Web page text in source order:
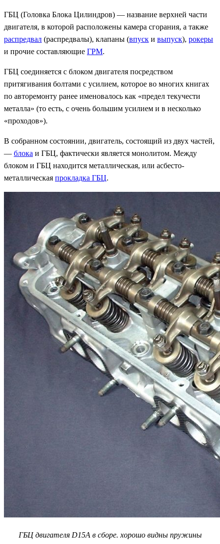
ГБЦ (Головка Блока Цилиндров) — название верхней части
двигателя, в которой расположены камера сгорания, а также
распредвал (распредвалы), клапаны (впуск и выпуск), рокеры
и прочие составляющие ГРМ.
ГБЦ соединяется с блоком двигателя посредством
притягивания болтами с усилием, которое во многих книгах
по авторемонту ранее именовалось как «предел текучести
металла» (то есть, с очень большим усилием и в несколько
«проходов»).
В собранном состоянии, двигатель, состоящий из двух частей,
— блока и ГБЦ, фактически является монолитом. Между
блоком и ГБЦ находится металлическая, или асбесто-
металлическая прокладка ГБЦ.
ГБЦ двигателя D15A в сборе. хорошо видны пружины